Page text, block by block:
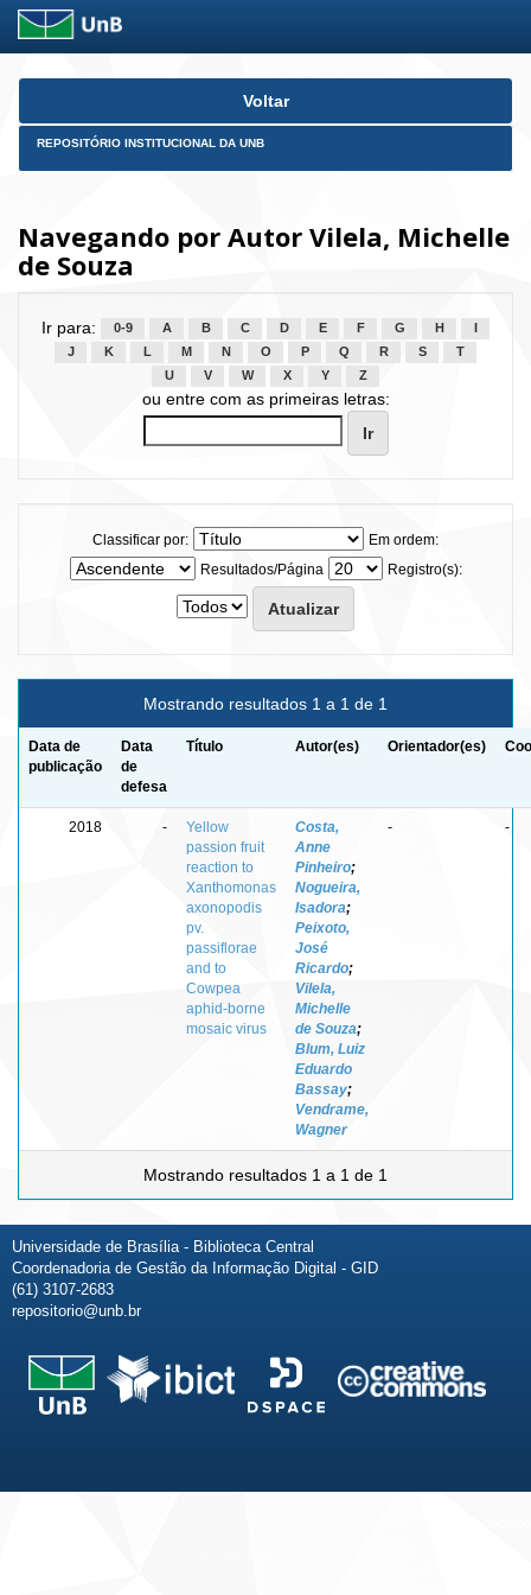
Skip
Voltar
REPOSITÓRIO INSTITUCIONAL DA UNB
Navegando por Autor Vilela, Michelle
de Souza
Ir para: 0-9 A B C D E F G H
J
K L M N O P Q R S
T
U
V W X Y Z
ou entre com as primeiras letras:
Classificar por:
Em ordem:
Resultados/Página
Registro(s):
Mostrando resultados 1 a 1 de 1
Data de
publicação
Data
de
defesa
Título Autor(es) Orientador(es)
2018 -
Yellow
passion fruit
reaction to
Xanthomonas
axonopodis
pv.
passiflorae
and to
Cowpea
aphid-borne
mosaic virus
Costa,
Anne
Pinheiro;
Nogueira,
Isadora;
Peixoto,
José
Ricardo;
Vilela,
Michelle
de Souza;
Blum, Luiz
Eduardo
Bassay;
Vendrame,
Wagner
- -
Mostrando resultados 1 a 1 de 1
Universidade de Brasília - Biblioteca Central
Coordenadoria de Gestão da Informação Digital - GID
(61) 3107-2683
repositorio@unb.br